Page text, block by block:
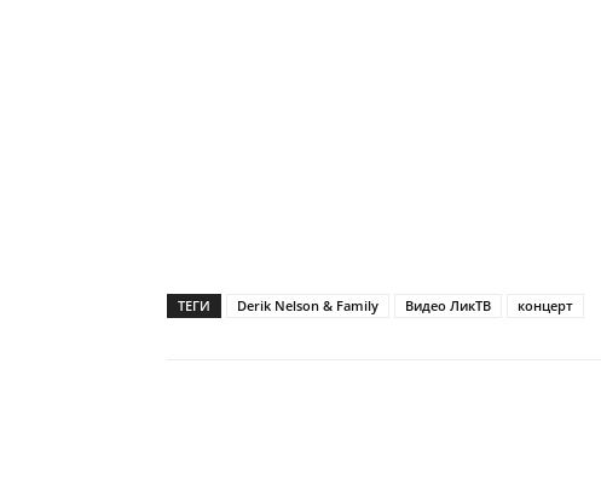
ТЕГИ Derik Nelson & Family Видео ЛикТВ концерт